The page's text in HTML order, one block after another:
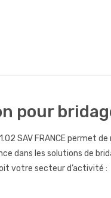
pour
SAV FRANCE permet
dans les solutions de
votre secteur d’activité :